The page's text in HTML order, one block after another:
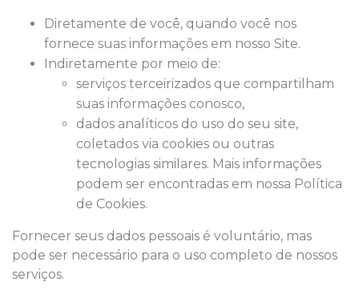
Diretamente de você, quando você nos
fornece suas informações em nosso Site.
Indiretamente por meio de:
serviços terceirizados que compartilham
suas informações conosco,
dados analíticos do uso do seu site,
coletados via cookies ou outras
tecnologias similares. Mais informações
podem ser encontradas em nossa Política
de Cookies.
Fornecer seus dados pessoais é voluntário, mas
pode ser necessário para o uso completo de nossos
serviços.